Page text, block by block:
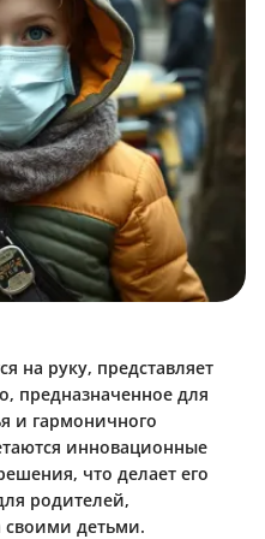
на руку, представляет
предназначенное для
и гармоничного
инновационные
что делает его
родителей,
своими детьми.